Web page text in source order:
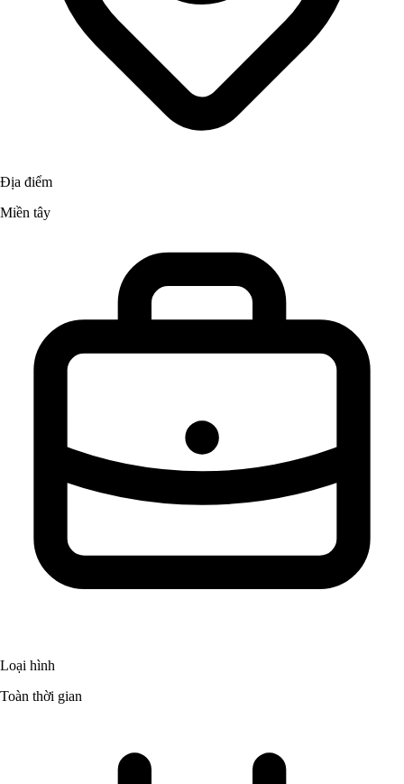
Địa điểm
Miền tây
Loại hình
Toàn thời gian